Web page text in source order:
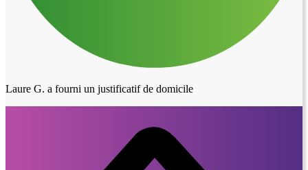
Laure G. a fourni un justificatif de domicile